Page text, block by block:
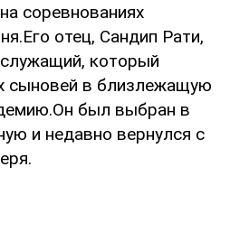
соревнованиях
отец, Сандип Рати,
который
сыновей в близлежащую
был выбран в
и недавно вернулся с